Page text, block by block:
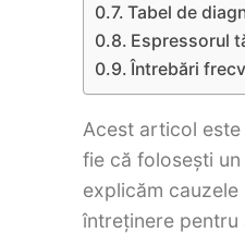
Tabel de
Espressorul
Întrebări
Acest articol
fie că folosești
explicăm
întreținere